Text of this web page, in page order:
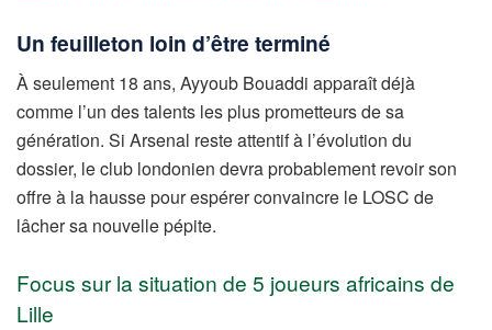
Un feuilleton loin d’être terminé
À seulement 18 ans, Ayyoub Bouaddi apparaît déjà
comme l’un des talents les plus prometteurs de sa
génération. Si Arsenal reste attentif à l’évolution du
dossier, le club londonien devra probablement revoir son
offre à la hausse pour espérer convaincre le LOSC de
lâcher sa nouvelle pépite.
Focus sur la situation de 5 joueurs africains de
Lille